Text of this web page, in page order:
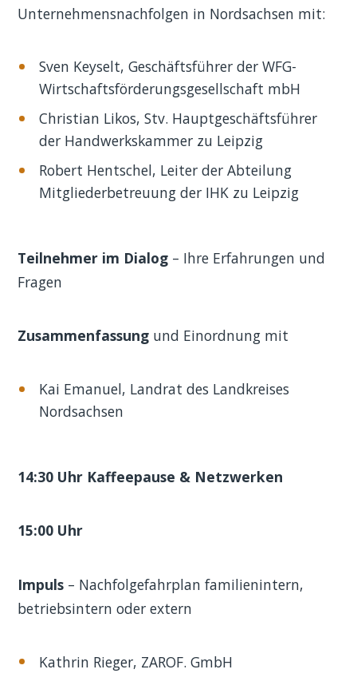
Unternehmensnachfolgen in Nordsachsen mit:
Sven Keyselt, Geschäftsführer der WFG-
Wirtschaftsförderungsgesellschaft mbH
Christian Likos, Stv. Hauptgeschäftsführer
der Handwerkskammer zu Leipzig
Robert Hentschel, Leiter der Abteilung
Mitgliederbetreuung der IHK zu Leipzig
Teilnehmer im Dialog – Ihre Erfahrungen und
Fragen
Zusammenfassung und Einordnung mit
Kai Emanuel, Landrat des Landkreises
Nordsachsen
14:30 Uhr Kaffeepause & Netzwerken
15:00 Uhr
Impuls – Nachfolgefahrplan familienintern,
betriebsintern oder extern
Kathrin Rieger, ZAROF. GmbH